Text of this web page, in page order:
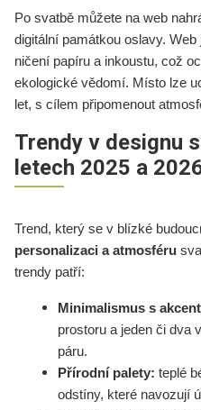
Po svatbě můžete na web
digitální památkou oslavy.
ničení papíru a inkoustu, což
ekologické vědomí. Místo lze
let, s cílem připomenout
Trendy v designu
letech 2025 a
Trend, který se v blízké
personalizaci a atmosféru
trendy patří:
Minimalismus s
prostoru a jeden či dva
páru.
Přírodní palety: teplé
odstíny, které navozují